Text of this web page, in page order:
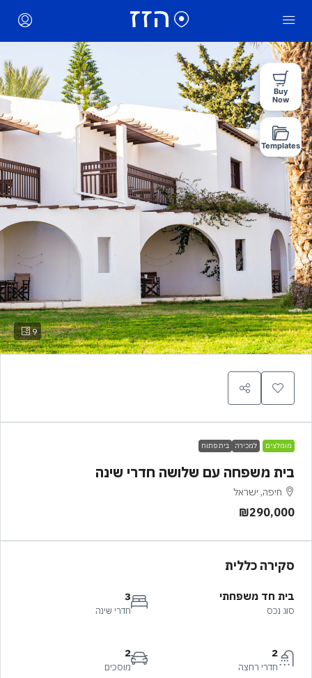
9
מומלצים למכירה בית פתוח
בית משפחה עם שלושה חדרי שינה
חיפה, ישראל
₪290,000
סקירה כללית
בית חד משפחתי
סוג נכס
3
חדרי שינה
2
חדרי רחצה
2
מוסכים
Buy
Now
Templates